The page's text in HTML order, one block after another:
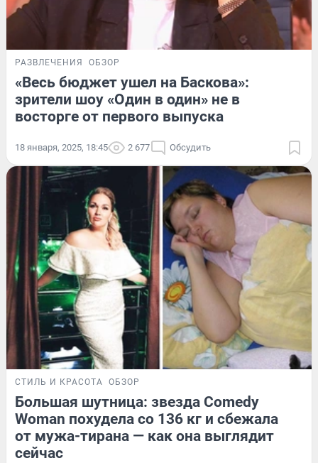
РАЗВЛЕЧЕНИЯ ОБЗОР
«Весь бюджет ушел на Баскова»:
зрители шоу «Один в один» не в
восторге от первого выпуска
18 января, 2025, 18:45 2 677 Обсудить
СТИЛЬ И КРАСОТА ОБЗОР
Большая шутница: звезда Comedy
Woman похудела со 136 кг и сбежала
от мужа-тирана — как она выглядит
сейчас